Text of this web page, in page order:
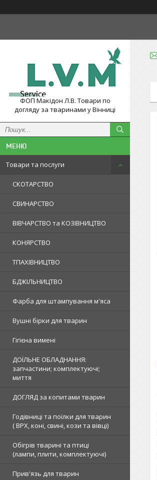
ФОП Макідон Л.В. Товари по
догляду за тваринами у Вінниці
Товари та послуги
СКОТАРСТВО
СВИНАРСТВО
ВІВЧАРСТВО та КОЗІВНИЦТВО
КОНЯРСТВО
ТПАХІВНИЦТВО
БДЖІЛЬНИЦТВО
Фарба для штампування м'яса
Вушні бірки для тварин
Гігієна вимені
ДОЇЛЬНЕ ОБЛАДНАННЯ:
запчастини; комплектуючі;
миття
ДОГЛЯД за копитами тварин
Годівниці та поїлки для тварин
( ВРХ, коні, свині, кози та вівці)
Обігрів тварині та птиці
(лампи, плити, комплектуючі)
Прив'язь для тварин